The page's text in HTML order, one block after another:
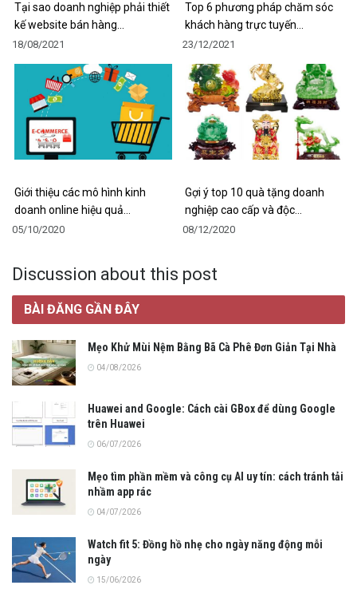
Tại sao doanh nghiệp phải thiết
kế website bán hàng…
18/08/2021
Top 6 phương pháp chăm sóc
khách hàng trực tuyến…
23/12/2021
Giới thiệu các mô hình kinh
doanh online hiệu quả…
05/10/2020
Gợi ý top 10 quà tặng doanh
nghiệp cao cấp và độc…
08/12/2020
Discussion about this post
BÀI ĐĂNG GẦN ĐÂY
Mẹo Khử Mùi Nệm Bằng Bã Cà Phê Đơn Giản Tại Nhà
04/08/2026
Huawei and Google: Cách cài GBox để dùng Google
trên Huawei
06/07/2026
Mẹo tìm phần mềm và công cụ AI uy tín: cách tránh tải
nhầm app rác
04/07/2026
Watch fit 5: Đồng hồ nhẹ cho ngày năng động mỗi
ngày
15/06/2026